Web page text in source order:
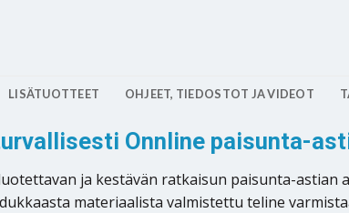
LISÄTUOTTEET OHJEET, TIEDOSTOT JA VIDEOT
Onnline paisunta-
ja kestävän ratkaisun paisunta-
materiaalista valmistettu teline